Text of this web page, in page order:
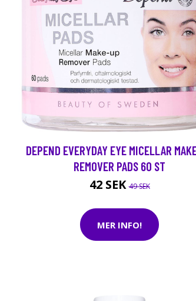
DEPEND EVERYDAY EYE MICELLAR
REMOVER PADS 60 ST
42 SEK49 SEK
MER INFO!